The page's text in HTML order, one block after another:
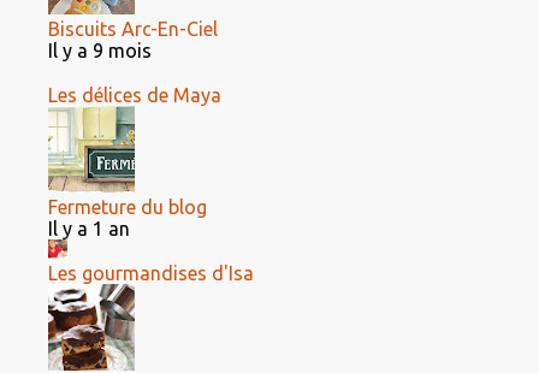
Biscuits Arc-En-Ciel
Il y a 9 mois
Les délices de Maya
Fermeture du blog
Il y a 1 an
Les gourmandises d'Isa